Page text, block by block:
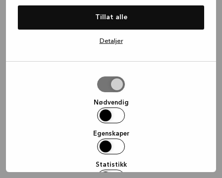
Tillat alle
Detaljer
Nødvendig
Egenskaper
Statistikk